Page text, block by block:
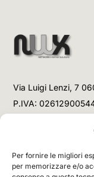
Per fornire le migliori
per memorizzare e/o
Via Luigi Lenzi, 7
P.IVA:
+39 3477853708